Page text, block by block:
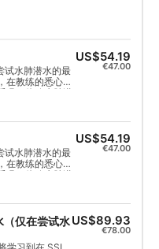
试水肺潜水的最
在教练的悉心照
吸，体验水肺潜
束时，您将获
等着您，而这个
吧
US$54.19
€47.00
试水肺潜水的最
在教练的悉心照
吸，体验水肺潜
束时，您将获
等着您，而这个
始吧
US$54.19
€47.00
（仅在尝试水US$89.93
€78.00